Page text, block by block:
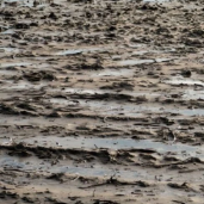
Kültür
3.Sayfa
Medya